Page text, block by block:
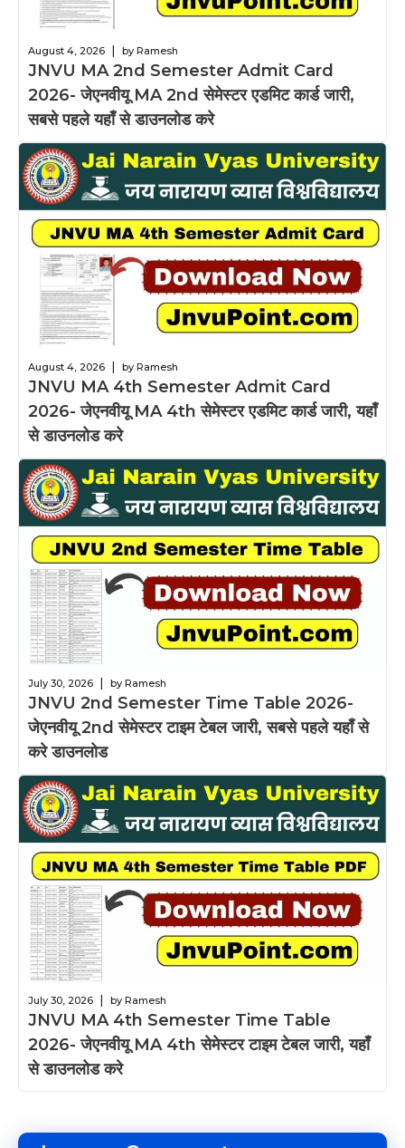
August 4, 2026 | by Ramesh
JNVU MA 2nd Semester Admit Card
2026- जेएनवीयू MA 2nd सेमेस्टर एडमिट कार्ड जारी,
सबसे पहले यहाँ से डाउनलोड करे
August 4, 2026 by Ramesh
JNVU MA 4th Semester Admit Card
2026- जेएनवीयू MA 4th सेमेस्टर एडमिट कार्ड जारी, यहाँ
से डाउनलोड करे
July 30, 2026 by Ramesh
JNVU 2nd Semester Time Table 2026-
जेएनवीयू 2nd सेमेस्टर टाइम टेबल जारी, सबसे पहले यहाँ से
करे डाउनलोड
July 30, 2026 by Ramesh
JNVU MA 4th Semester Time Table
2026- जेएनवीयू MA 4th सेमेस्टर टाइम टेबल जारी, यहाँ
से डाउनलोड करे